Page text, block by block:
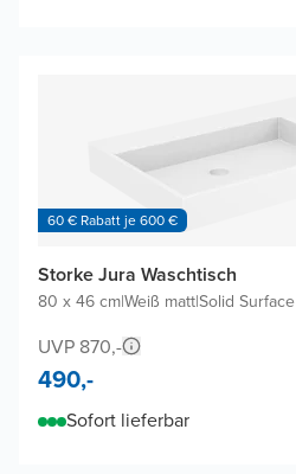
60 € Rabatt je 600 €
Storke Jura Waschtisch
80 x 46 cm|Weiß matt|Solid Surface
UVP 870,-
490,-
Sofort lieferbar